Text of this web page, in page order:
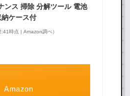
ンス 掃除 分解ツール 電池
ケース付
時点 | Amazon調べ）
Amazon